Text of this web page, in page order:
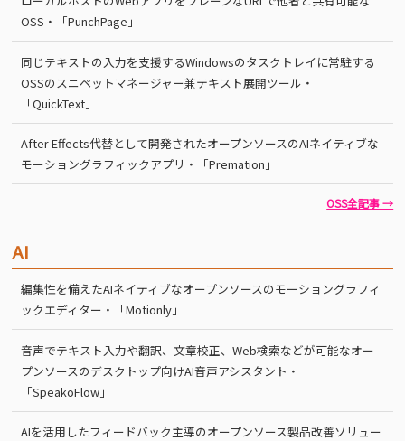
OSS・「PunchPage」
同じテキストの入力を支援するWindowsのタスクトレイに常駐する
OSSのスニペットマネージャー兼テキスト展開ツール・
「QuickText」
After Effects代替として開発されたオープンソースのAIネイティブな
モーショングラフィックアプリ・「Premation」
OSS全記事 →
AI
編集性を備えたAIネイティブなオープンソースのモーショングラフィ
ックエディター・「Motionly」
音声でテキスト入力や翻訳、文章校正、Web検索などが可能なオー
プンソースのデスクトップ向けAI音声アシスタント・
「SpeakoFlow」
AIを活用したフィードバック主導のオープンソース製品改善ソリュー